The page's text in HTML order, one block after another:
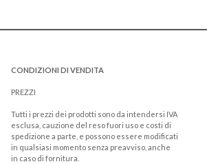
CONDIZIONI DI VENDITA
PREZZI
Tutti i prezzi dei prodotti sono da intendersi IVA
esclusa, cauzione del reso fuori uso e costi di
spedizione a parte, e possono essere modificati
in qualsiasi momento senza preavviso, anche
in caso di fornitura.